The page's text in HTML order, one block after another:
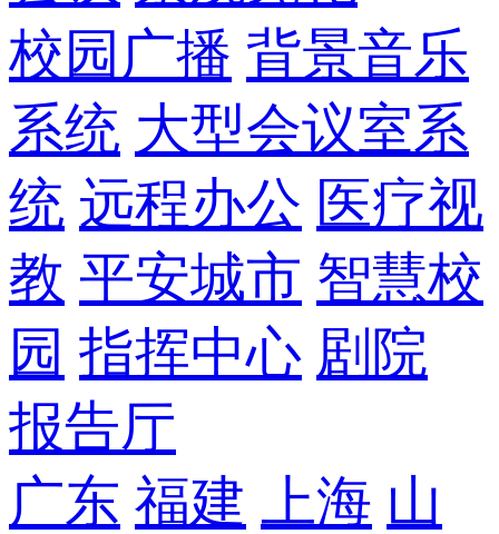
校园广播 背景音乐
系统 大型会议室系
统 远程办公 医疗视
教 平安城市 智慧校
园 指挥中心 剧院
报告厅
广东 福建 上海 山